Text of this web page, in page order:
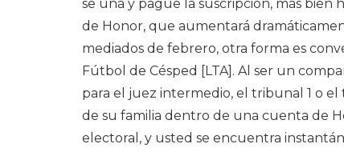
se una y pague la suscripción, más
de Honor, que aumentará
mediados de febrero, otra forma es
Fútbol de Césped [LTA]. Al ser un
para el juez intermedio, el tribunal 1 o
de su familia dentro de una cuenta de
electoral, y usted se encuentra